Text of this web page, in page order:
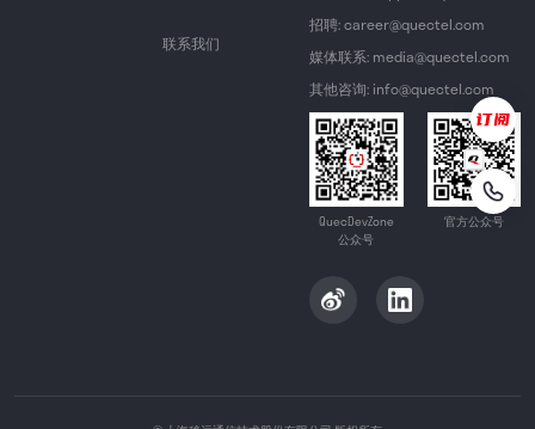
联系我们
招聘: career@quectel.com
媒体联系: media@quectel.com
其他咨询: info@quectel.com
QuecDevZone
公众号
官方公众号